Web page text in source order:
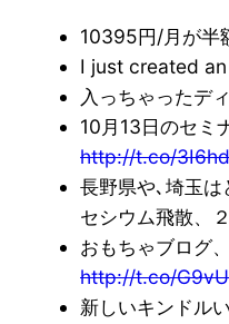
10395円/月が半
I just created
入っちゃったデ
10月13日のセミ
http://t.co/
長野県や､埼玉
セシウム飛散、
おもちゃブログ
http://t.co/
新しいキンドル